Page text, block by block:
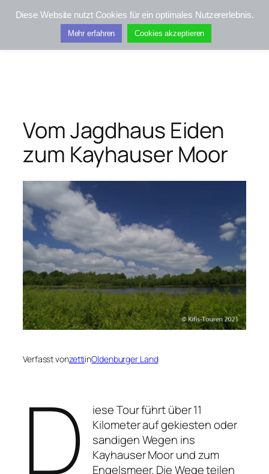
Zum
Kifis-Touren
Vom Jagdhaus Eiden
zum Kayhauser Moor
Verfasst vonzettiinOldenburger Land
D
iese Tour führt über 11
Kilometer auf gekiesten oder
sandigen Wegen ins
Kayhauser Moor und zum
Engelsmeer. Die Wege teilen
Diese Website nutzt Cookies für ein optimales Nutzererlebnis.
Mehr erfahren Cookies akzeptieren